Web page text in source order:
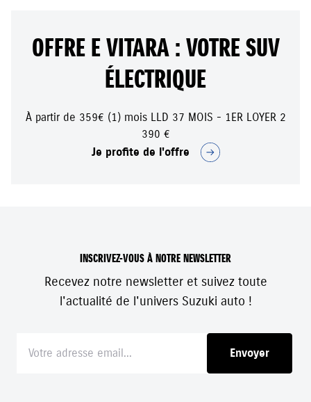
OFFRE E VITARA : VOTRE SUV
ÉLECTRIQUE
À partir de 359€ (1) mois LLD 37 MOIS - 1ER LOYER 2
390 €
Je profite de l'offre
INSCRIVEZ-VOUS À NOTRE NEWSLETTER
Recevez notre newsletter et suivez toute
l'actualité de l'univers Suzuki auto !
Envoyer